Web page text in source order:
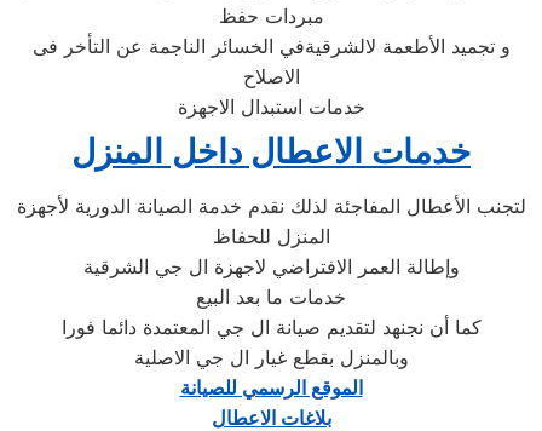
مبردات حفظ
و تجميد الأطعمة لالشرقيةفي الخسائر الناجمة عن التأخر فى
الاصلاح
خدمات استبدال الاجهزة
خدمات الاعطال داخل المنزل
لتجنب الأعطال المفاجئة لذلك نقدم خدمة الصيانة الدورية لأجهزة
المنزل للحفاظ
وإطالة العمر الافتراضي لاجهزة ال جي الشرقية
خدمات ما بعد البيع
كما أن نجنهد لتقديم صيانة ال جي المعتمدة دائما فورا
وبالمنزل بقطع غيار ال جي الاصلية
الموقع الرسمي للصيانة
بلاغات الاعطال